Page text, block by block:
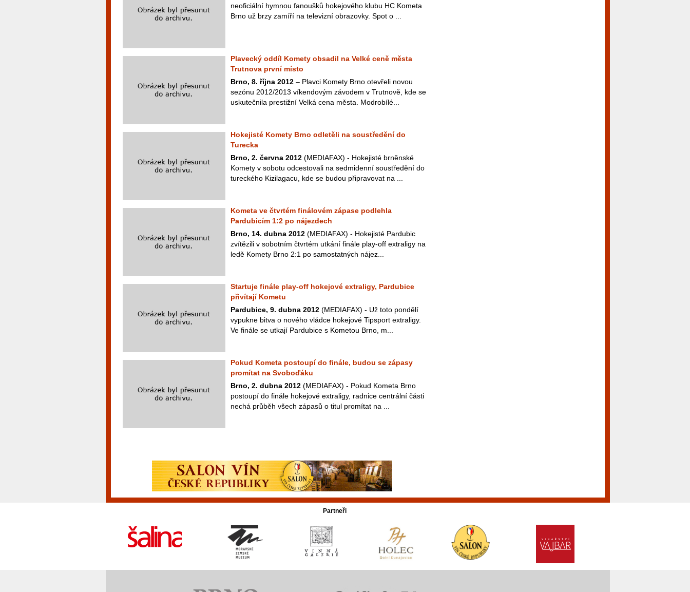
neoficiální hymnou fanoušků hokejového klubu HC Kometa
Brno už brzy zamíří na televizní obrazovky. Spot o ...
Plavecký oddíl Komety obsadil na Velké ceně města
Trutnova první místo
Brno, 8. října 2012 – Plavci Komety Brno otevřeli novou
sezónu 2012/2013 víkendovým závodem v Trutnově, kde se
uskutečnila prestižní Velká cena města. Modrobílé...
Hokejisté Komety Brno odletěli na soustředění do
Turecka
Brno, 2. června 2012 (MEDIAFAX) - Hokejisté brněnské
Komety v sobotu odcestovali na sedmidenní soustředění do
tureckého Kizilagacu, kde se budou připravovat na ...
Kometa ve čtvrtém finálovém zápase podlehla
Pardubicím 1:2 po nájezdech
Brno, 14. dubna 2012 (MEDIAFAX) - Hokejisté Pardubic
zvítězili v sobotním čtvrtém utkání finále play-off extraligy na
ledě Komety Brno 2:1 po samostatných nájez...
Startuje finále play-off hokejové extraligy, Pardubice
přivítají Kometu
Pardubice, 9. dubna 2012 (MEDIAFAX) - Už toto pondělí
vypukne bitva o nového vládce hokejové Tipsport extraligy.
Ve finále se utkají Pardubice s Kometou Brno, m...
Pokud Kometa postoupí do finále, budou se zápasy
promítat na Svoboďáku
Brno, 2. dubna 2012 (MEDIAFAX) - Pokud Kometa Brno
postoupí do finále hokejové extraligy, radnice centrální části
nechá průběh všech zápasů o titul promítat na ...
Partneři